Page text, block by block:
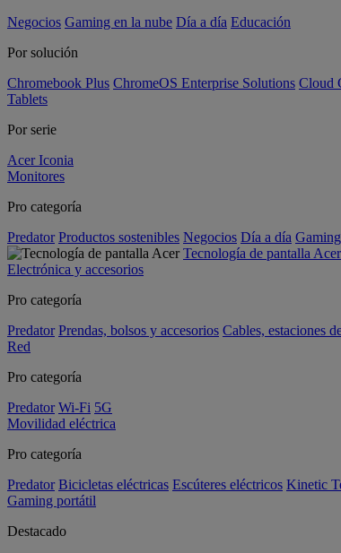
Negocios Gaming en la nube Día a día Educación
Por solución
Chromebook Plus ChromeOS Enterprise Solutions Cloud
Tablets
Por serie
Acer Iconia
Monitores
Pro categoría
Predator Productos sostenibles Negocios Día a día Gaming
Tecnología de pantalla Acer
Electrónica y accesorios
Pro categoría
Predator Prendas, bolsos y accesorios Cables, estaciones
Red
Pro categoría
Predator Wi-Fi 5G
Movilidad eléctrica
Pro categoría
Predator Bicicletas eléctricas Escúteres eléctricos Kinetic
Gaming portátil
Destacado